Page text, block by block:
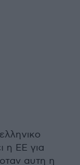
η ΕΕ για
αυτη η